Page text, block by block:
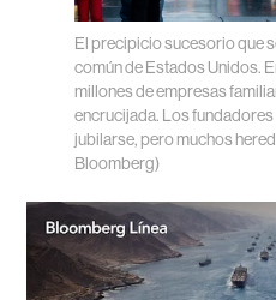
El precipicio sucesorio que
común de Estados Unidos.
millones de empresas
encrucijada. Los
jubilarse, pero muchos
Bloomberg)